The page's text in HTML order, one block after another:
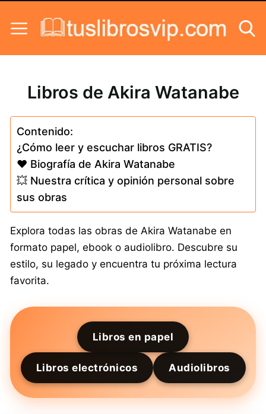
Libros de Akira Watanabe
Contenido:
¿Cómo leer y escuchar libros GRATIS?
❤️ Biografía de Akira Watanabe
💥 Nuestra crítica y opinión personal sobre
sus obras
Explora todas las obras de Akira Watanabe en
formato papel, ebook o audiolibro. Descubre su
estilo, su legado y encuentra tu próxima lectura
favorita.
Libros en papel
Libros electrónicos Audiolibros